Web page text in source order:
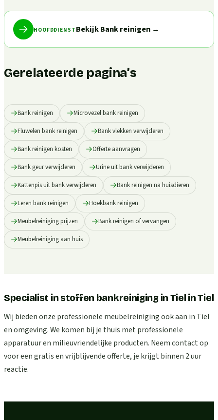
HOOFDDIENST Bekijk Bank reinigen→
Gerelateerde pagina’s
Bank reinigen Microvezel bank reinigen
Fluwelen bank reinigen Bank vlekken verwijderen
Bank reinigen kosten Offerte aanvragen
Bank geur verwijderen Urine uit bank verwijderen
Kattenpis uit bank verwijderen Bank reinigen na huisdieren
Leren bank reinigen Hoekbank reinigen
Meubelreiniging prijzen Bank reinigen of vervangen
Meubelreiniging aan huis
Specialist in stoffen bankreiniging in Tiel inTiel
Wij bieden onze professionele meubelreiniging ook aan in Tiel
en omgeving. We komen bij je thuis met professionele
apparatuur en milieuvriendelijke producten. Neem contact op
voor een gratis en vrijblijvende offerte, je krijgt binnen 2 uur
reactie.